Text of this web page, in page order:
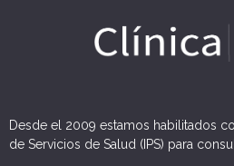
Desde el 2009 estamos habilitados
de Servicios de Salud (IPS) para